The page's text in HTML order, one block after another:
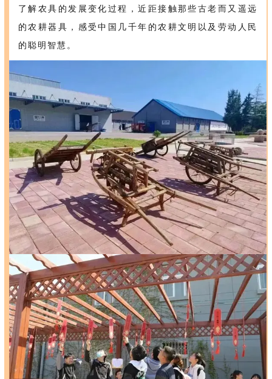
了解农具的发展变化过程，近距接触那些古老而又遥远
的农耕器具，感受中国几千年的农耕文明以及劳动人民
的聪明智慧。